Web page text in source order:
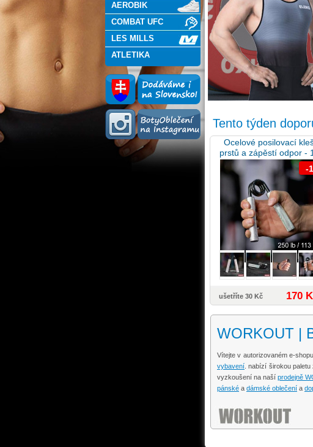
AEROBIK
COMBAT UFC
LES MILLS
ATLETIKA
Tento týden
-
Ocelové posilovací
prstů a zápěstí odpor -
kg...
ušetříte 30 Kč 170
WORKOUT |
Vítejte v autorizovaném e-
vybavení . nabízí širokou
vyzkoušení na našíprodejně
pánské a dámské oblečení a